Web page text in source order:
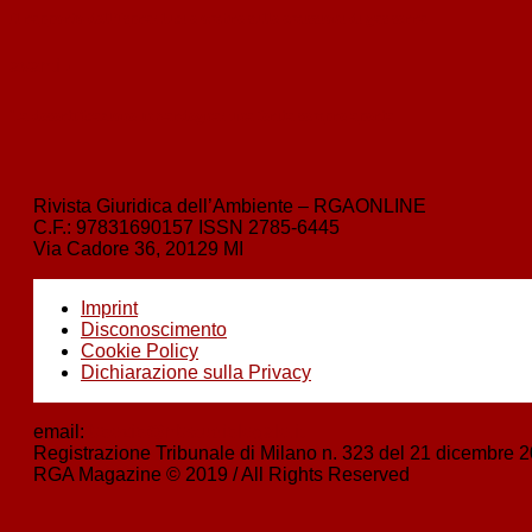
Rivista Giuridica dell’Ambiente – RGAONLINE
C.F.: 97831690157 ISSN 2785-6445
Via Cadore 36, 20129 MI
Imprint
Disconoscimento
Cookie Policy
Dichiarazione sulla Privacy
email:
Registrazione Tribunale di Milano n. 323 del 21 dicembre
RGA Magazine © 2019 / All Rights Reserved